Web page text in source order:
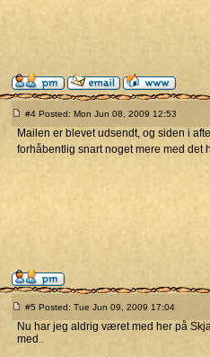
#4 Posted: Mon Jun 08, 2009 12:53
Mailen er blevet udsendt, og siden i
forhåbentlig snart noget mere med det
#5 Posted: Tue Jun 09, 2009 17:04
Nu har jeg aldrig været med her på
med..